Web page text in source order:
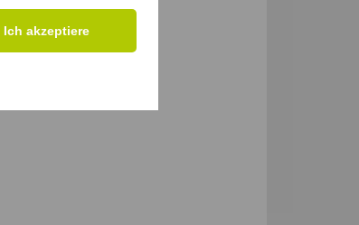
Ich akzeptiere